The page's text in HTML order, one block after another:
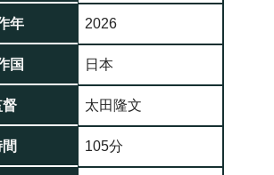
年 2026
国 日本
督 太田隆文
105分